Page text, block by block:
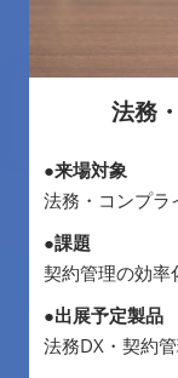
法務
●来場対象
法務・コンプラ
●課題
契約管理の効率
●出展予定製品
法務DX・契約